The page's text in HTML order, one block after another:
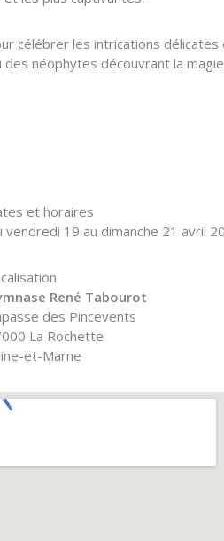
célébrer les intrications
néophytes découvrant la
et horaires
vendredi 19 au dimanche 21 avril
René Tabourot
des Pincevents
La Rochette
et-Marne